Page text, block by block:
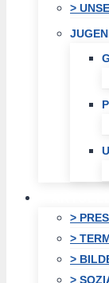
>
>
>
>
>